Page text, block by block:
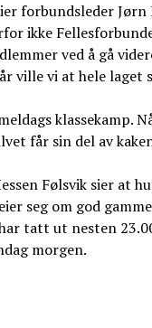
forbundsleder Jørn
ikke
ved å gå
ville vi at hele laget
klassekamp.
får sin del av
Følsvik sier at
seg om god
tatt ut nesten
morgen.